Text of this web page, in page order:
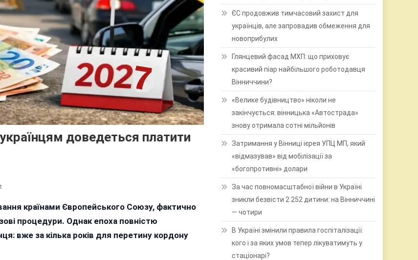
українцям доведеться платити
On
«безвіз»:
Коли
країнами Європейського Союзу, фактично
процедури. Однак епоха повністю
вже за кілька років для перетину кордону
ЄС продовжив тимчасовий захист для
українців, але запровадив обмеження для
новоприбулих
Глянцевий фасад МХП: що приховує
красивий піар найбільшого роботодавця
Вінниччини?
«Велике будівництво» ніколи не
закінчується: вінницька «Автострада»
знову отримала сотні мільйонів
Затримання у Вінниці ієрея УПЦ МП, який
«відмазував» від мобілізації за
«богопротивні» долари
За час повномасштабної війни в Україні
зникли безвісти 2 252 дитини: на Вінниччині
— чотири
В Україні змінили правила госпіталізації:
кого і за яких умов тепер лікуватимуть у
стаціонарі?